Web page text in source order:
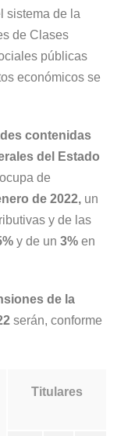
sistema de la
de Clases
públicas
económicos se
contenidas
del Estado
de
de 2022, un
y de las
y de un 3% en
de la
serán, conforme
Titulares